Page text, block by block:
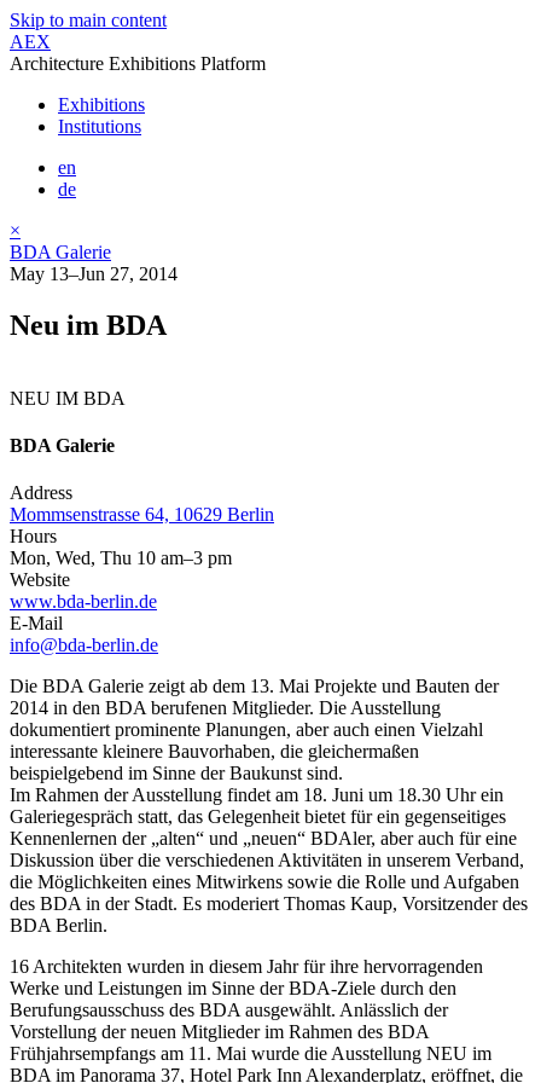
Skip to main content
AEX
Architecture Exhibitions Platform
Exhibitions
Institutions
en
de
×
BDA Galerie
May 13–Jun 27, 2014
Neu im BDA
NEU IM BDA
BDA Galerie
Address
Mommsenstrasse 64, 10629 Berlin
Hours
Mon, Wed, Thu 10 am–3 pm
Website
www.bda-berlin.de
E-Mail
info@bda-berlin.de
Die BDA Galerie zeigt ab dem 13. Mai Projekte und Bauten der
2014 in den BDA berufenen Mitglieder. Die Ausstellung
dokumentiert prominente Planungen, aber auch einen Vielzahl
interessante kleinere Bauvorhaben, die gleichermaßen
beispielgebend im Sinne der Baukunst sind.
Im Rahmen der Ausstellung findet am 18. Juni um 18.30 Uhr ein
Galeriegespräch statt, das Gelegenheit bietet für ein gegenseitiges
Kennenlernen der „alten“ und „neuen“ BDAler, aber auch für eine
Diskussion über die verschiedenen Aktivitäten in unserem Verband,
die Möglichkeiten eines Mitwirkens sowie die Rolle und Aufgaben
des BDA in der Stadt. Es moderiert Thomas Kaup, Vorsitzender des
BDA Berlin.
16 Architekten wurden in diesem Jahr für ihre hervorragenden
Werke und Leistungen im Sinne der BDA-Ziele durch den
Berufungsausschuss des BDA ausgewählt. Anlässlich der
Vorstellung der neuen Mitglieder im Rahmen des BDA
Frühjahrsempfangs am 11. Mai wurde die Ausstellung NEU im
BDA im Panorama 37, Hotel Park Inn Alexanderplatz, eröffnet, die